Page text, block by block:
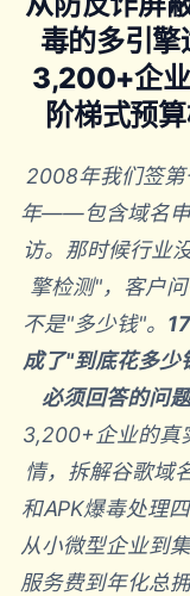
毒的多引
3,200+企
阶梯式预
2008年我们签
年——包含域名申
访。那时候行业
擎检测"，客户
不是"多少钱"。
成了"到底花多
必须回答的问题
3,200+企业的真
情，拆解谷歌域
和APK爆毒处理
从小微型企业到
服务费到年化总